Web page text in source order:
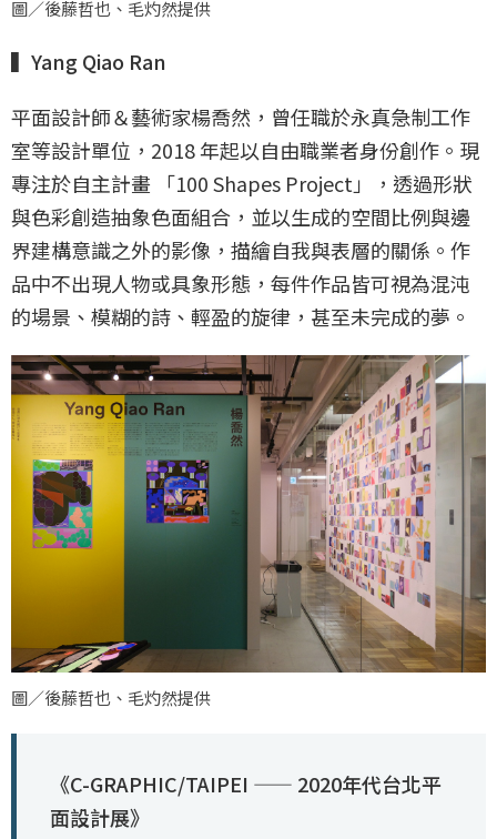
圖／後藤哲也、毛灼然提供
▍Yang Qiao Ran
平面設計師＆藝術家楊喬然，曾任職於永真急制工作
室等設計單位，2018 年起以自由職業者身份創作。現
專注於自主計畫 「100 Shapes Project」，透過形狀
與色彩創造抽象色面組合，並以生成的空間比例與邊
界建構意識之外的影像，描繪自我與表層的關係。作
品中不出現人物或具象形態，每件作品皆可視為混沌
的場景、模糊的詩、輕盈的旋律，甚至未完成的夢。
圖／後藤哲也、毛灼然提供
《C-GRAPHIC/TAIPEI —— 2020年代台北平
面設計展》